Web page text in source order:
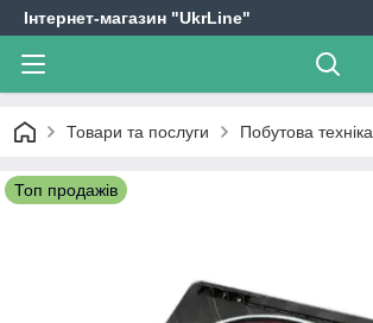
Інтернет-магазин "UkrLine"
Товари та послуги Побутова техніка
Топ продажів